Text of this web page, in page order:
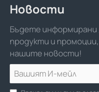
Новости
Бъдете информирани
продукти и
нашите новости!
И-
мейл